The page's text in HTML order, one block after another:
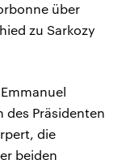
über
zu Sarkozy
des Präsidenten
die
beiden